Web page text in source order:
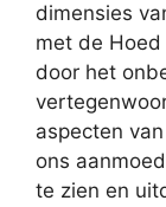
dimensies
met de
door het
aspecten
ons
te zien en